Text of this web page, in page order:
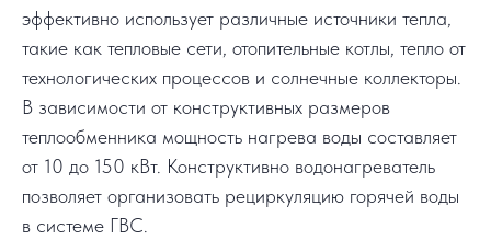
эффективно использует различные источники тепла,
такие как тепловые сети, отопительные котлы, тепло от
технологических процессов и солнечные коллекторы.
В зависимости от конструктивных размеров
теплообменника мощность нагрева воды составляет
от 10 до 150 кВт. Конструктивно водонагреватель
позволяет организовать рециркуляцию горячей воды
в системе ГВС.